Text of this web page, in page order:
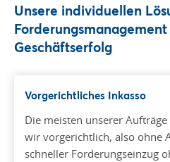
Unsere individuellen
Geschäftserfolg
Vorgerichtliches Inkasso
Die meisten unserer
wir vorgerichtlich, also ohne
schneller Forderungseinzug